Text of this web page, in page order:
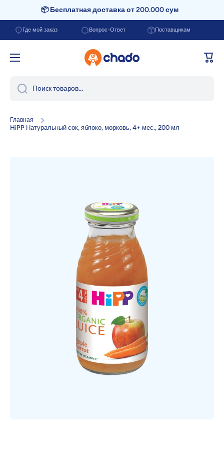
Перейти к содержанию
📦 Бесплатная доставка от 200.000 сум
Где мой заказ Вопрос-Ответ Поставщикам
Поиск товаров...
Главная
HiPP Натуральный сок, яблоко, морковь, 4+ мес., 200 мл